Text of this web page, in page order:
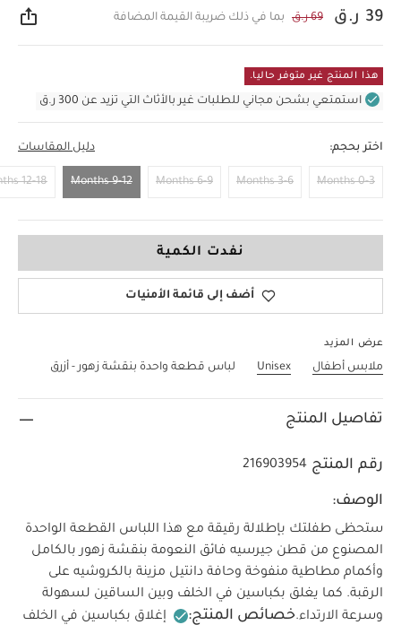
39 ر.ق 69 ر.ق بما في ذلك ضريبة القيمة المضافة
هذا المنتج غير متوفر حاليا.
استمتعي بشحن مجاني للطلبات غير بالأثاث التي تزيد عن 300 ر.ق
اختر بحجم: دليل المقاسات
0-3 Months
3-6 Months
6-9 Months
9-12 Months
12-18 Months
نفدت الكمية
أضف إلى قائمة الأمنيات
عرض المزيد
ملابس أطفال Unisex لباس قطعة واحدة بنقشة زهور - أزرق
تفاصيل المنتج
رقم المنتج 216903954
الوصف:
ستحظى طفلتك بإطلالة رقيقة مع هذا اللباس القطعة الواحدة
المصنوع من قطن جيرسيه فائق النعومة بنقشة زهور بالكامل
وأكمام مطاطية منفوخة وحافة دانتيل مزينة بالكروشيه على
الرقبة. كما يغلق بكباسين في الخلف وبين الساقين لسهولة
وسرعة الارتداء.خصائص المنتج:
إغلاق بكباسين في الخلف